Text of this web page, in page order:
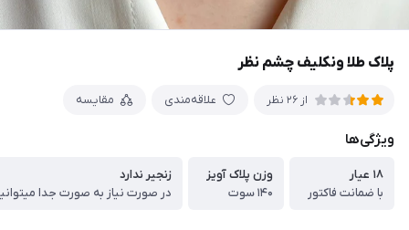
پلاک طلا ونکلیف چشم نظر
از 26 نظر علاقه‌مندی مقایسه
ویژگی‌ها
۱۸ عیار
با ضمانت فاکتور
وزن پلاک آویز
۱۴۰ سوت
زنجیر ندارد